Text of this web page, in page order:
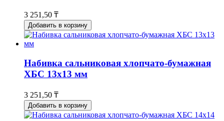
3 251,50 ₸
Добавить в корзину
Набивка сальниковая хлопчато-бумажная
ХБС 13х13 мм
3 251,50 ₸
Добавить в корзину